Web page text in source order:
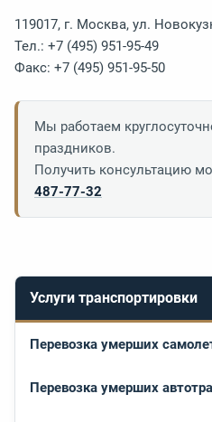
Услуги транспортировки
Перевозка умерших
Перевозка умерших
119017, г. Москва, ул.
Тел.: +7 (495) 951-95-49
Факс: +7 (495) 951-95-50
Мы работаем
праздников.
Получить консультацию
487-77-32